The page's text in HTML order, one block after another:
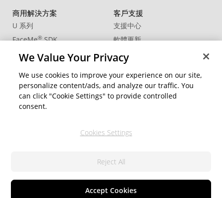
商用解決方案
U 系列
FaceMe®SDK
客戶支援
支援中心
軟體更新
教學中心
社群資源
會員專區
變更地區
Cookie 設定
We Value Your Privacy
We use cookies to improve your experience on our site,
personalize content/ads, and analyze our traffic. You
can click "Cookie Settings" to provide controlled
consent.
Cookies Settings
Reject All
Accept Cookies